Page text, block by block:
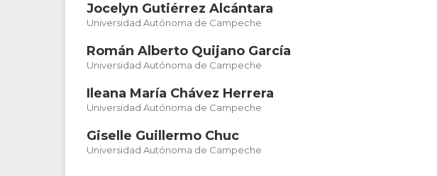
Jocelyn Gutiérrez Alcántara
Universidad Autónoma de Campeche
Román Alberto Quijano García
Universidad Autónoma de Campeche
Ileana María Chávez Herrera
Universidad Autónoma de Campeche
Giselle Guillermo Chuc
Universidad Autónoma de Campeche